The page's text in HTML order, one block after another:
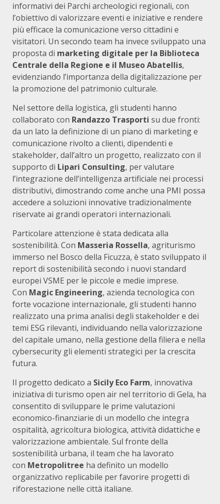
informativi dei Parchi archeologici regionali, con
l’obiettivo di valorizzare eventi e iniziative e rendere
più efficace la comunicazione verso cittadini e
visitatori. Un secondo team ha invece sviluppato una
proposta di marketing digitale per la Biblioteca
Centrale della Regione e il Museo Abatellis,
evidenziando l’importanza della digitalizzazione per
la promozione del patrimonio culturale.
Nel settore della logistica, gli studenti hanno
collaborato con Randazzo Trasporti su due fronti:
da un lato la definizione di un piano di marketing e
comunicazione rivolto a clienti, dipendenti e
stakeholder, dall’altro un progetto, realizzato con il
supporto di Lipari Consulting, per valutare
l’integrazione dell’intelligenza artificiale nei processi
distributivi, dimostrando come anche una PMI possa
accedere a soluzioni innovative tradizionalmente
riservate ai grandi operatori internazionali.
Particolare attenzione è stata dedicata alla
sostenibilità. Con Masseria Rossella, agriturismo
immerso nel Bosco della Ficuzza, è stato sviluppato il
report di sostenibilità secondo i nuovi standard
europei VSME per le piccole e medie imprese.
Con Magic Engineering, azienda tecnologica con
forte vocazione internazionale, gli studenti hanno
realizzato una prima analisi degli stakeholder e dei
temi ESG rilevanti, individuando nella valorizzazione
del capitale umano, nella gestione della filiera e nella
cybersecurity gli elementi strategici per la crescita
futura.
Il progetto dedicato a Sicily Eco Farm, innovativa
iniziativa di turismo open air nel territorio di Gela, ha
consentito di sviluppare le prime valutazioni
economico-finanziarie di un modello che integra
ospitalità, agricoltura biologica, attività didattiche e
valorizzazione ambientale. Sul fronte della
sostenibilità urbana, il team che ha lavorato
con Metropolitree ha definito un modello
organizzativo replicabile per favorire progetti di
riforestazione nelle città italiane.